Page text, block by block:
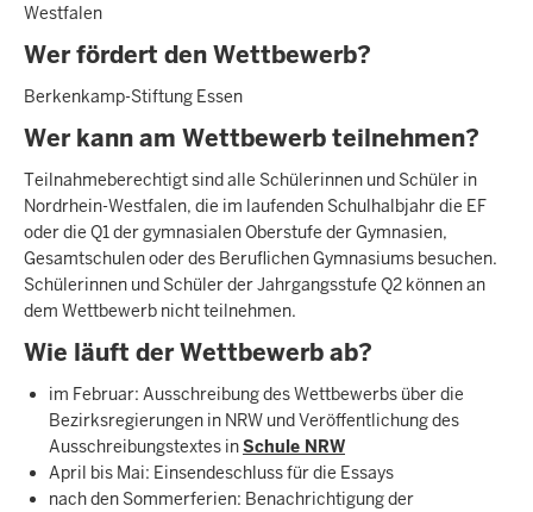
Westfalen
Wer fördert den Wettbewerb?
Berkenkamp-Stiftung Essen
Wer kann am Wettbewerb teilnehmen?
Teilnahmeberechtigt sind alle Schülerinnen und Schüler in
Nordrhein-Westfalen, die im laufenden Schulhalbjahr die EF
oder die Q1 der gymnasialen Oberstufe der Gymnasien,
Gesamtschulen oder des Beruflichen Gymnasiums besuchen.
Schülerinnen und Schüler der Jahrgangsstufe Q2 können an
dem Wettbewerb nicht teilnehmen.
Wie läuft der Wettbewerb ab?
im Februar: Ausschreibung des Wettbewerbs über die
Bezirksregierungen in NRW und Veröffentlichung des
Ausschreibungstextes inSchule NRW
April bis Mai: Einsendeschluss für die Essays
nach den Sommerferien: Benachrichtigung der